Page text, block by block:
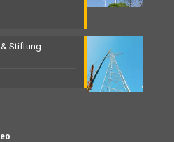
Stiftung